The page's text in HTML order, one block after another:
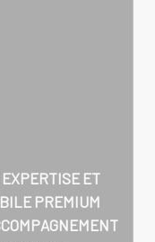
ET
PREMIUM